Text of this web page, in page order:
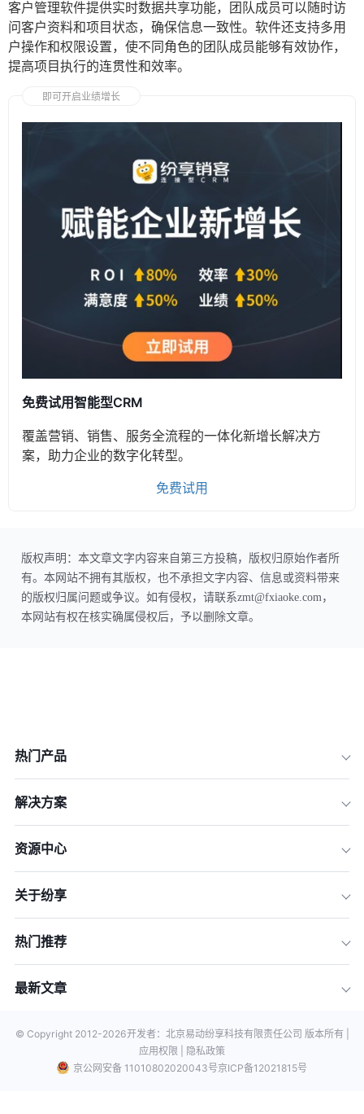
客户管理软件提供实时数据共享功能，团队成员可以随时访
问客户资料和项目状态，确保信息一致性。软件还支持多用
户操作和权限设置，使不同角色的团队成员能够有效协作，
提高项目执行的连贯性和效率。
即可开启业绩增长
免费试用智能型CRM
覆盖营销、销售、服务全流程的一体化新增长解决方
案，助力企业的数字化转型。
免费试用
版权声明：本文章文字内容来自第三方投稿，版权归原始作者所
有。本网站不拥有其版权，也不承担文字内容、信息或资料带来
的版权归属问题或争议。如有侵权，请联系zmt@fxiaoke.com，
本网站有权在核实确属侵权后，予以删除文章。
热门产品
解决方案
资源中心
关于纷享
热门推荐
最新文章
© Copyright 2012-2026开发者：北京易动纷享科技有限责任公司 版本所有 |
应用权限 |
隐私政策
京公网安备 11010802020043号京ICP备12021815号